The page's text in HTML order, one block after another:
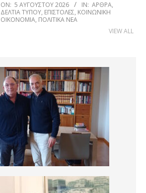
ON: 5 ΑΥΓΟΎΣΤΟΥ 2026 IN: ΆΡΘΡΑ,
ΔΕΛΤΊΑ ΤΎΠΟΥ, ΕΠΙΣΤΟΛΈΣ, ΚΟΙΝΩΝΙΚΉ
ΟΙΚΟΝΟΜΊΑ, ΠΟΛΙΤΙΚΆ ΝΈΑ
VIEW ALL